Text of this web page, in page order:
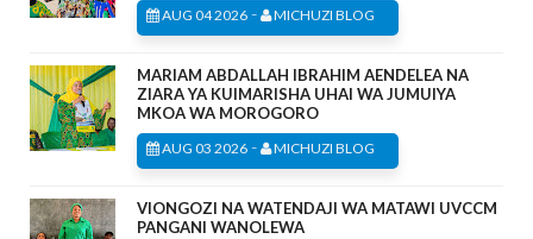
AUG 04 2026 - MICHUZI BLOG
MARIAM ABDALLAH IBRAHIM AENDELEA NA
ZIARA YA KUIMARISHA UHAI WA JUMUIYA
MKOA WA MOROGORO
AUG 03 2026 - MICHUZI BLOG
VIONGOZI NA WATENDAJI WA MATAWI UVCCM
PANGANI WANOLEWA